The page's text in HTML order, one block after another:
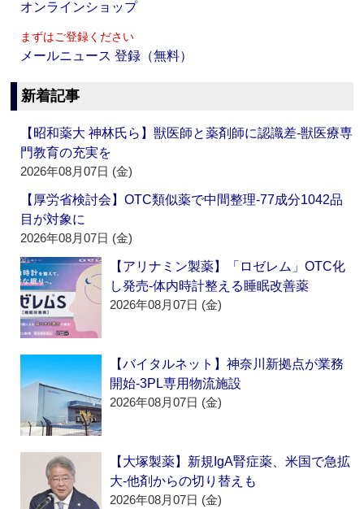
オンラインショップ
まずはご登録ください
メールニュース 登録（無料）
新着記事
【昭和薬大 神林氏ら】獣医師と薬剤師に認識差‐獣医療専
門教育の充実を
2026年08月07日 (金)
【厚労省検討会】OTC類似薬で中間整理‐77成分1042品
目が対象に
2026年08月07日 (金)
【アリナミン製薬】「ロゼレム」OTC化
し発売‐体内時計整える睡眠改善薬
2026年08月07日 (金)
【バイタルネット】神奈川新拠点が業務
開始‐3PL専用物流施設
2026年08月07日 (金)
【大塚製薬】新規IgA腎症薬、米国で急拡
大‐他剤からの切り替えも
2026年08月07日 (金)